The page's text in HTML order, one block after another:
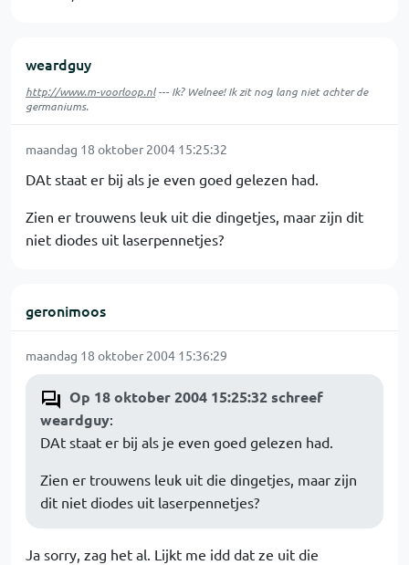
weardguy
http://www.m-voorloop.nl--- Ik? Welnee! Ik zit nog lang niet achter de
germaniums.
maandag 18 oktober 2004 15:25:32
DAt staat er bij als je even goed gelezen had.
Zien er trouwens leuk uit die dingetjes, maar zijn dit
niet diodes uit laserpennetjes?
geronimoos
maandag 18 oktober 2004 15:36:29
Op 18 oktober 2004 15:25:32 schreef
weardguy:
DAt staat er bij als je even goed gelezen had.
Zien er trouwens leuk uit die dingetjes, maar zijn
dit niet diodes uit laserpennetjes?
Ja sorry, zag het al. Lijkt me idd dat ze uit die